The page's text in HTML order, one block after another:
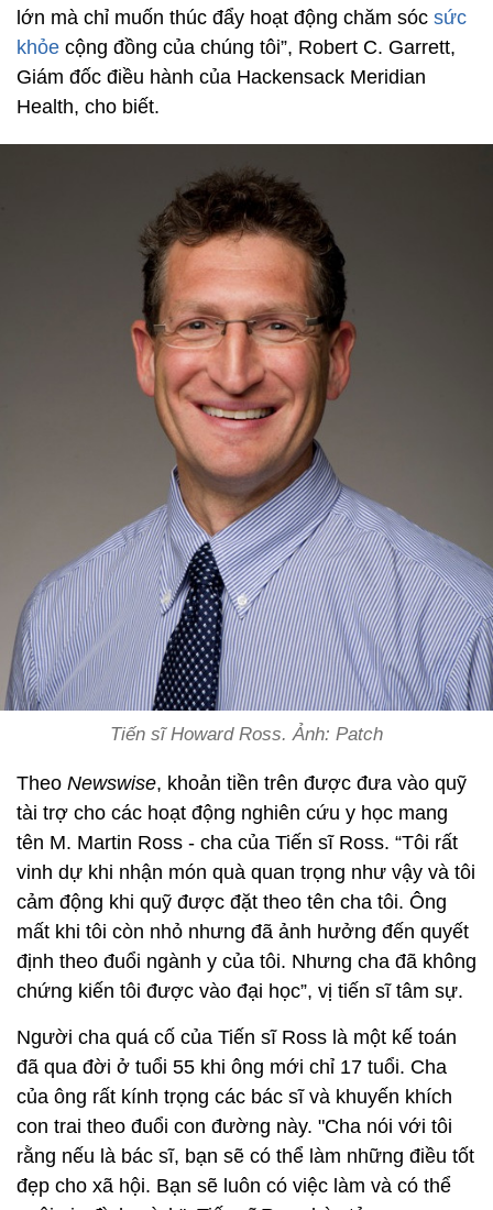
lớn mà chỉ muốn thúc đẩy hoạt động chăm sóc sức
khỏe cộng đồng của chúng tôi”, Robert C. Garrett,
Giám đốc điều hành của Hackensack Meridian
Health, cho biết.
Tiến sĩ Howard Ross. Ảnh: Patch
Theo Newswise, khoản tiền trên được đưa vào quỹ
tài trợ cho các hoạt động nghiên cứu y học mang
tên M. Martin Ross - cha của Tiến sĩ Ross. “Tôi rất
vinh dự khi nhận món quà quan trọng như vậy và tôi
cảm động khi quỹ được đặt theo tên cha tôi. Ông
mất khi tôi còn nhỏ nhưng đã ảnh hưởng đến quyết
định theo đuổi ngành y của tôi. Nhưng cha đã không
chứng kiến ​​tôi được vào đại học”, vị tiến sĩ tâm sự.
Người cha quá cố của Tiến sĩ Ross là một kế toán
đã qua đời ở tuổi 55 khi ông mới chỉ 17 tuổi. Cha
của ông rất kính trọng các bác sĩ và khuyến khích
con trai theo đuổi con đường này. "Cha nói với tôi
rằng nếu là bác sĩ, bạn sẽ có thể làm những điều tốt
đẹp cho xã hội. Bạn sẽ luôn có việc làm và có thể